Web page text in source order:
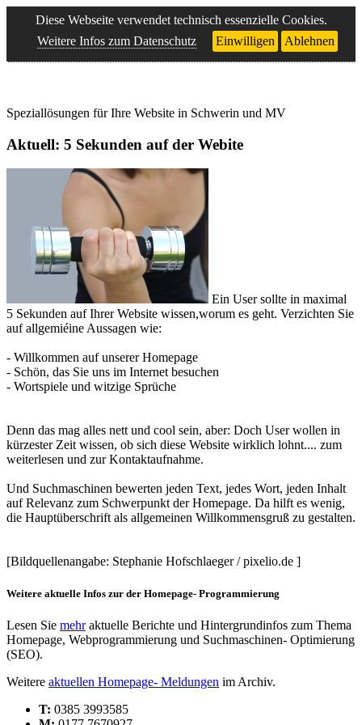
Diese Webseite verwendet technisch essenzielle Cookies.
Weitere Infos zum Datenschutz
Einwilligen Ablehnen
Speziallösungen für Ihre Website in Schwerin und MV
Aktuell: 5 Sekunden auf der Webite
Ein User sollte in maximal
5 Sekunden auf Ihrer Website wissen,worum es geht. Verzichten Sie
auf allgemiéine Aussagen wie:
- Willkommen auf unserer Homepage
- Schön, das Sie uns im Internet besuchen
- Wortspiele und witzige Sprüche
Denn das mag alles nett und cool sein, aber: Doch User wollen in
kürzester Zeit wissen, ob sich diese Website wirklich lohnt.... zum
weiterlesen und zur Kontaktaufnahme.
Und Suchmaschinen bewerten jeden Text, jedes Wort, jeden Inhalt
auf Relevanz zum Schwerpunkt der Homepage. Da hilft es wenig,
die Hauptüberschrift als allgemeinen Willkommensgruß zu gestalten.
[Bildquellenangabe: Stephanie Hofschlaeger / pixelio.de ]
Weitere aktuelle Infos zur der Homepage- Programmierung
Lesen Sie mehraktuelle Berichte und Hintergrundinfos zum Thema
Homepage, Webprogrammierung und Suchmaschinen- Optimierung
(SEO).
Weitere aktuellen Homepage- Meldungen im Archiv.
T: 0385 3993585